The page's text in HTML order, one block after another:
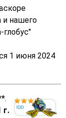
и нашего
глобус"
1 июня 2024
.
г.